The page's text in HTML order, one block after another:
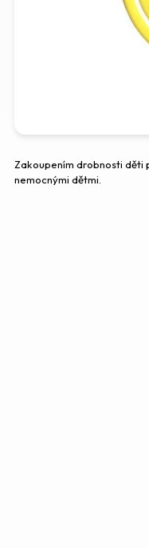
Zakoupením drobnosti děti
nemocnými dětmi.